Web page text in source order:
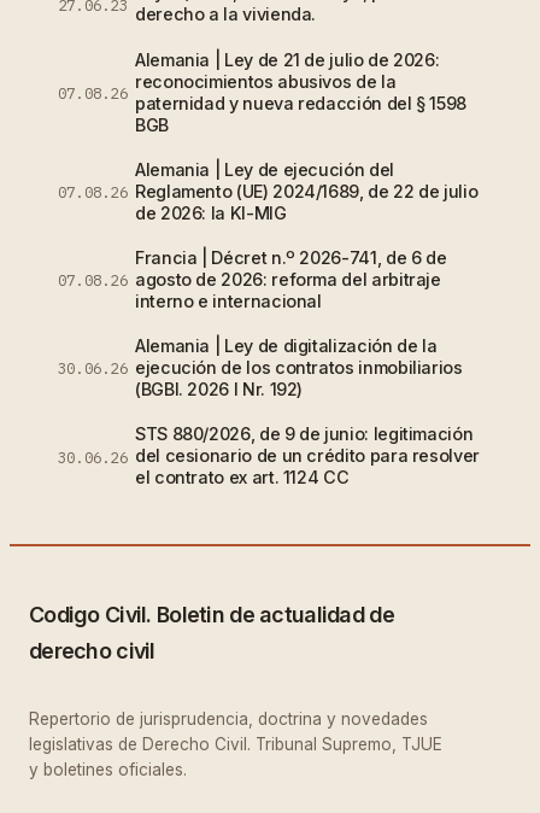
27.06.23 derecho a la vivienda.
07.08.26
Alemania | Ley de 21 de julio de 2026:
reconocimientos abusivos de la
paternidad y nueva redacción del § 1598
BGB
07.08.26
Alemania | Ley de ejecución del
Reglamento (UE) 2024/1689, de 22 de julio
de 2026: la KI-MIG
07.08.26
Francia | Décret n.º 2026-741, de 6 de
agosto de 2026: reforma del arbitraje
interno e internacional
30.06.26
Alemania | Ley de digitalización de la
ejecución de los contratos inmobiliarios
(BGBl. 2026 I Nr. 192)
30.06.26
STS 880/2026, de 9 de junio: legitimación
del cesionario de un crédito para resolver
el contrato ex art. 1124 CC
Codigo Civil. Boletin de actualidad de
derecho civil
Repertorio de jurisprudencia, doctrina y novedades
legislativas de Derecho Civil. Tribunal Supremo, TJUE
y boletines oficiales.